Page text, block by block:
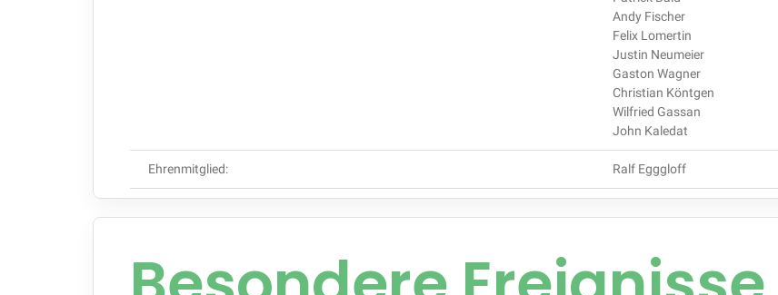
Andy Fischer
Felix Lomertin
Justin Neumeier
Gaston Wagner
Christian Köntgen
Wilfried Gassan
John Kaledat
Ehrenmitglied: Ralf Egggloff